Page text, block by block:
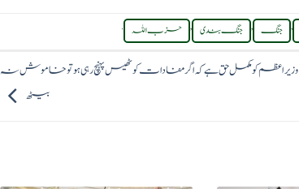
, جنگ , جنگ بندی , حزب اللہ .
وزیراعظم کو مکمل حق ہے کہ اگر مفادات کو ٹھیس پہنچ رہی ہو تو خاموش نہ
بیٹھ